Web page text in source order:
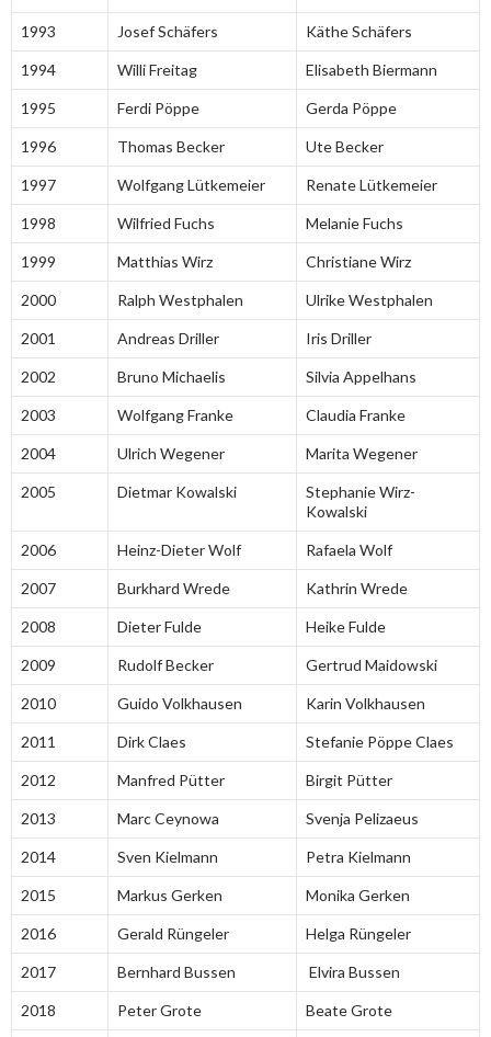
1993 Josef Schäfers Käthe Schäfers
1994 Willi Freitag Elisabeth Biermann
1995 Ferdi Pöppe Gerda Pöppe
1996 Thomas Becker Ute Becker
1997 Wolfgang Lütkemeier Renate Lütkemeier
1998 Wilfried Fuchs Melanie Fuchs
1999 Matthias Wirz Christiane Wirz
2000 Ralph Westphalen Ulrike Westphalen
2001 Andreas Driller Iris Driller
2002 Bruno Michaelis Silvia Appelhans
2003 Wolfgang Franke Claudia Franke
2004 Ulrich Wegener Marita Wegener
2005 Dietmar Kowalski
Stephanie Wirz-
Kowalski
2006 Heinz-Dieter Wolf Rafaela Wolf
2007 Burkhard Wrede Kathrin Wrede
2008 Dieter Fulde Heike Fulde
2009 Rudolf Becker Gertrud Maidowski
2010 Guido Volkhausen Karin Volkhausen
2011 Dirk Claes Stefanie Pöppe Claes
2012 Manfred Pütter Birgit Pütter
2013 Marc Ceynowa Svenja Pelizaeus
2014 Sven Kielmann Petra Kielmann
2015 Markus Gerken Monika Gerken
2016 Gerald Rüngeler Helga Rüngeler
2017 Bernhard Bussen Elvira Bussen
2018 Peter Grote Beate Grote